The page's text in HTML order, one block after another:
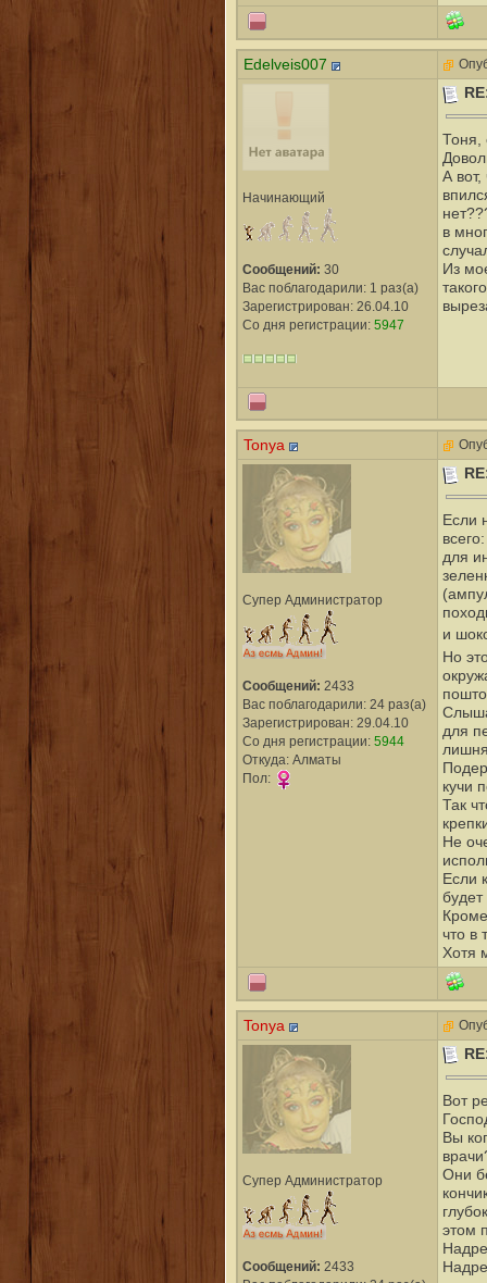
Edelveis007
Начинающий
Сообщений: 30
Вас поблагодарили: 1 раз(а)
Зарегистрирован: 26.04.10
Со дня регистрации: 5947
Тоня,
А вот,
в
Из
Tonya
Супер Администратор
Сообщений: 2433
Вас поблагодарили: 24 раз(а)
Зарегистрирован: 29.04.10
Со дня регистрации: 5944
Откуда: Алматы
Пол:
Если
для
и
Но
для
кучи
Так
Не
Если
будет
что в
Хотя
Tonya
Супер Администратор
Сообщений: 2433
Вот
Вы
Они
этом